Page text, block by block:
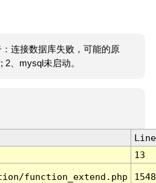
连接数据库失败，可能的原
2、mysql未启动。
Line
13
function_extend.php 1548